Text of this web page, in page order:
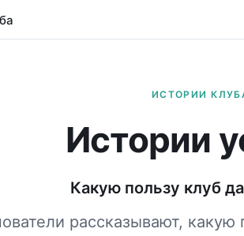
ИСТОРИИ
Истории
Какую пользу клуб
рассказывают,